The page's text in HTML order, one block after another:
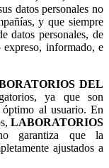
datos personales no
y que siempre
datos personales, de
informado, e
DEL
ya que son
óptimo al usuario. En
LABORATORIOS
garantiza que la
ajustados a